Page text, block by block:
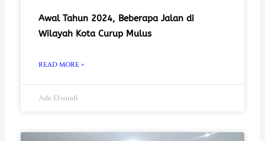
Awal Tahun 2024, Beberapa Jalan di
Wilayah Kota Curup Mulus
READ MORE »
Ade Elvandi